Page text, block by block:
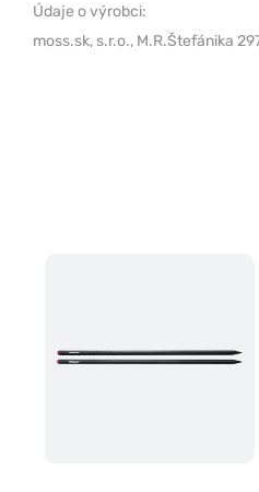
Údaje o výrobci:
moss.sk, s.r.o., M.R.Štefánika